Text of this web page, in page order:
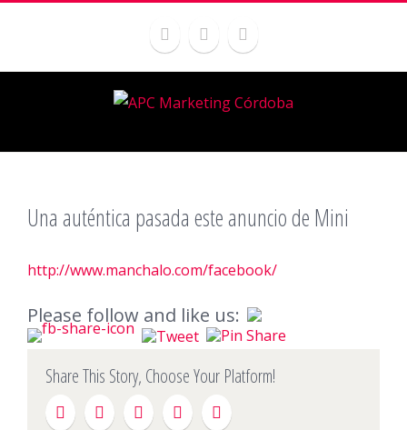
Una auténtica pasada este anuncio de Mini
http://www.manchalo.com/facebook/
Please follow and like us:
Share This Story, Choose Your Platform!